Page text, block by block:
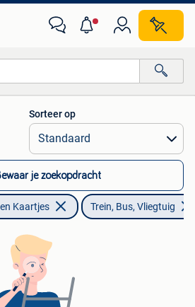
afstanden…
Sorteer op
je zoekopdracht
Kaartjes Trein, Bus, Vliegtuig